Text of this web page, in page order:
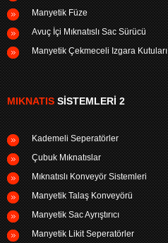
Manyetik Füze
Avuç İçi Mıknatıslı Sac Sürücü
Manyetik Çekmeceli Izgara Kutuları
MIKNATISSISTEMLERI 2
Kademeli Seperatörler
Çubuk Mıknatıslar
Mıknatıslı Konveyör Sistemleri
Manyetik Talaş Konveyörü
Manyetik Sac Ayrıştırıcı
Manyetik Likit Seperatörler